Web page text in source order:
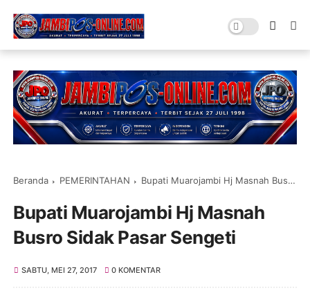
Beranda PEMERINTAHAN Bupati Muarojambi Hj Masnah Busro Sidak Pasar Sengeti
Bupati Muarojambi Hj Masnah
Busro Sidak Pasar Sengeti
SABTU, MEI 27, 2017 0 KOMENTAR